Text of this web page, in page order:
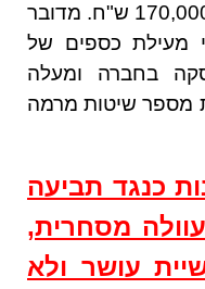
35,000 ש"ח ובסך הכל מעל 170,000 ש"ח. מדובר
מעילת כספים של
בחברה ומעלה
מספר שיטות מרמה
כנגד תביעה
מסחרית,
עושר ולא